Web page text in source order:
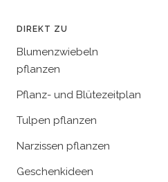
DIREKT ZU
Blumenzwiebeln
pflanzen
Pflanz- und Blütezeitplan
Tulpen pflanzen
Narzissen pflanzen
Geschenkideen